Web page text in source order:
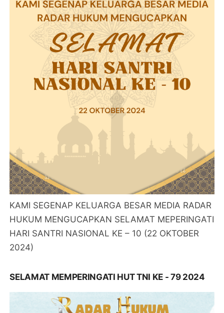
KAMI SEGENAP KELUARGA BESAR MEDIA RADAR
HUKUM MENGUCAPKAN SELAMAT MEPERINGATI
HARI SANTRI NASIONAL KE – 10 (22 OKTOBER
2024)
SELAMAT MEMPERINGATI HUT TNI KE - 79 2024